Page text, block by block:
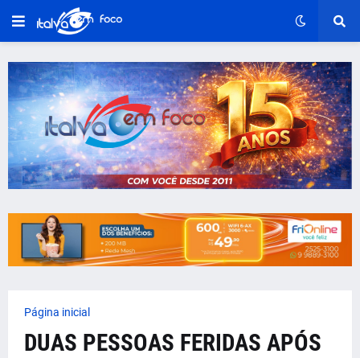
Página inicial
DUAS PESSOAS FERIDAS APÓS